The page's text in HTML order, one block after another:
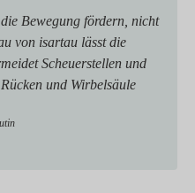
Bewegung fördern, nicht
von isartau lässt die
Scheuerstellen und
und Wirbelsäule